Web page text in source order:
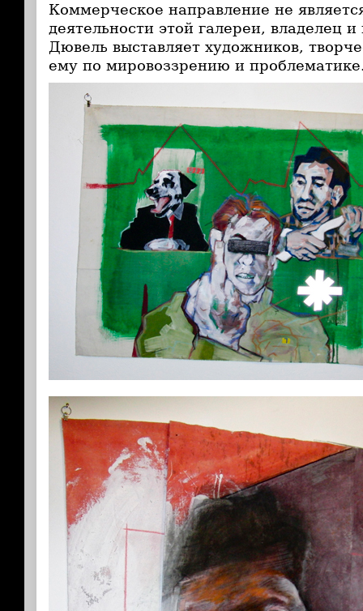
Коммерческое направление не
деятельности этой галереи, владелец
Дювель выставляет художников,
ему по мировоззрению и